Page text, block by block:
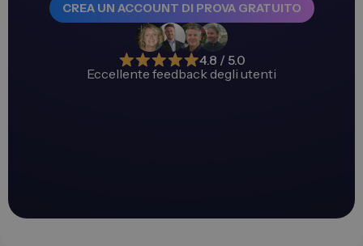
CREA UN ACCOUNT DI PROVA GRATUITO
4.8 / 5.0
Eccellente feedback degli utenti